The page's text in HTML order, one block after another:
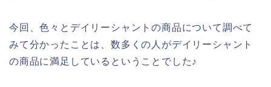
今回、色々とデイリーシャントの商品について調べて
みて分かったことは、数多くの人がデイリーシャント
の商品に満足しているということでした♪